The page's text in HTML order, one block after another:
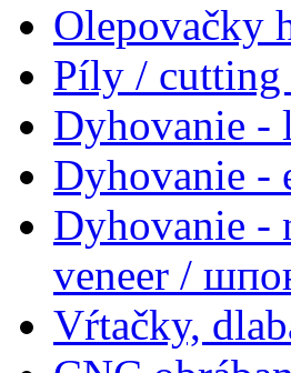
Olepovačky
Píly / cutting
Dyhovanie -
Dyhovanie -
Dyhovanie -
veneer /
Vŕtačky,